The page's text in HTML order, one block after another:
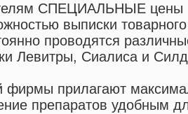
СПЕЦИАЛЬНЫЕ цены
выписки
проводятся
Левитры, Сиалиса и
фирмы прилагают
препаратов удобным